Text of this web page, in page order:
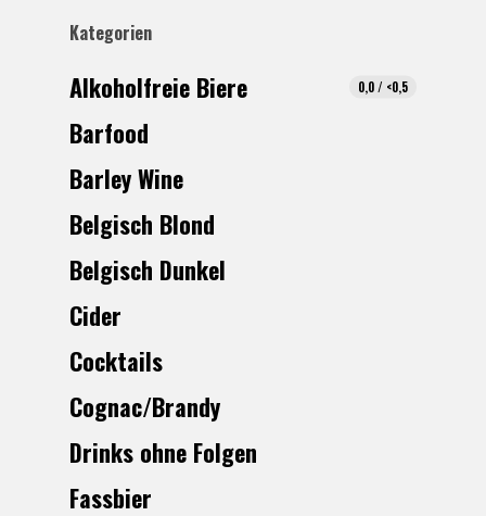
Kategorien
Alkoholfreie Biere 0,0 / <0,5
Barfood
Barley Wine
Belgisch Blond
Belgisch Dunkel
Cider
Cocktails
Cognac/Brandy
Drinks ohne Folgen
Fassbier